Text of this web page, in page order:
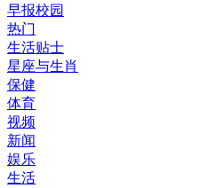
早报校园
热门
生活贴士
星座与生肖
保健
体育
视频
新闻
娱乐
生活